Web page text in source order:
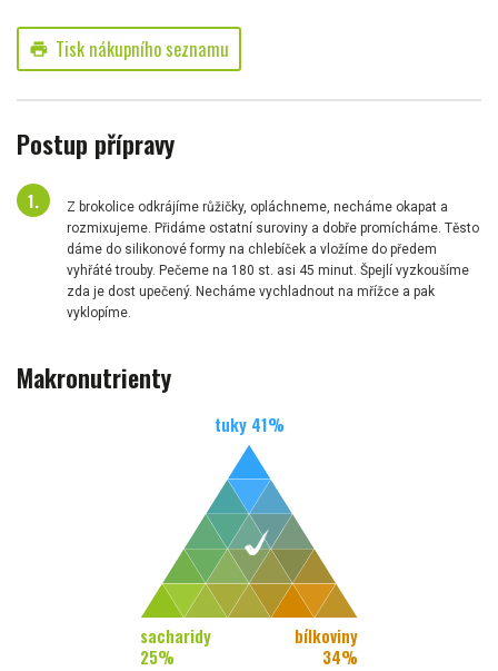
print Tisk nákupního seznamu
Postup přípravy
Z brokolice odkrájíme růžičky, opláchneme, necháme okapat a
rozmixujeme. Přidáme ostatní suroviny a dobře promícháme. Těsto
dáme do silikonové formy na chlebíček a vložíme do předem
vyhřáté trouby. Pečeme na 180 st. asi 45 minut. Špejlí vyzkoušíme
zda je dost upečený. Necháme vychladnout na mřížce a pak
vyklopíme.
Makronutrienty
tuky 41%
sacharidy
25%
bílkoviny
34%